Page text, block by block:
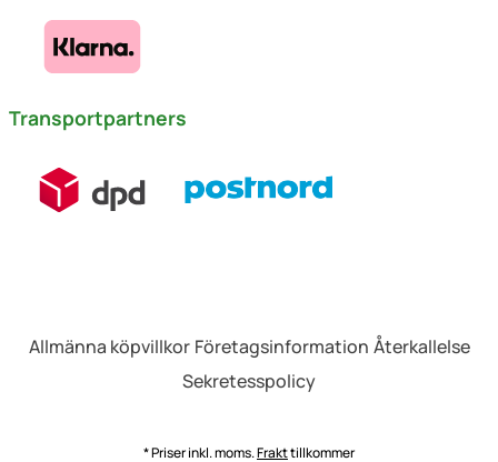
Transportpartners
Allmänna köpvillkor Företagsinformation Återkallelse
Sekretesspolicy
* Priser inkl. moms.Frakttillkommer